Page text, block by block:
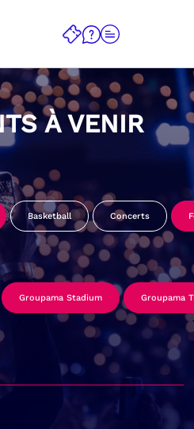
À VENIR
Basketball Concerts
Groupama Stadium Groupama